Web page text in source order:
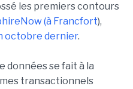
les premiers contours
(à Francfort),
octobre dernier.
données se fait à la
transactionnels